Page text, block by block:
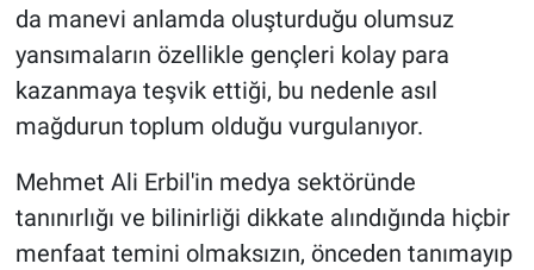
da manevi anlamda oluşturduğu olumsuz
yansımaların özellikle gençleri kolay para
kazanmaya teşvik ettiği, bu nedenle asıl
mağdurun toplum olduğu vurgulanıyor.
Mehmet Ali Erbil'in medya sektöründe
tanınırlığı ve bilinirliği dikkate alındığında hiçbir
menfaat temini olmaksızın, önceden tanımayıp